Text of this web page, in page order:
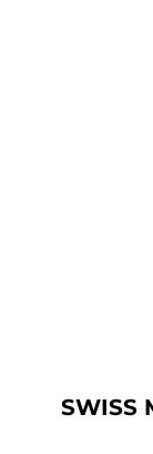
SWISS